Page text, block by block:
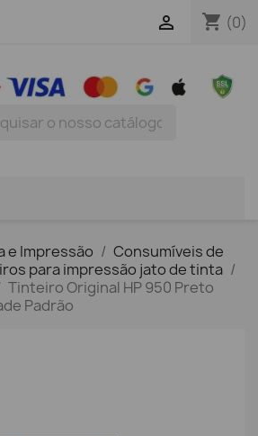
shopping_cart (0)

e Impressão
Consumíveis de
para impressão jato de tinta
Tinteiro Original HP 950 Preto
Padrão